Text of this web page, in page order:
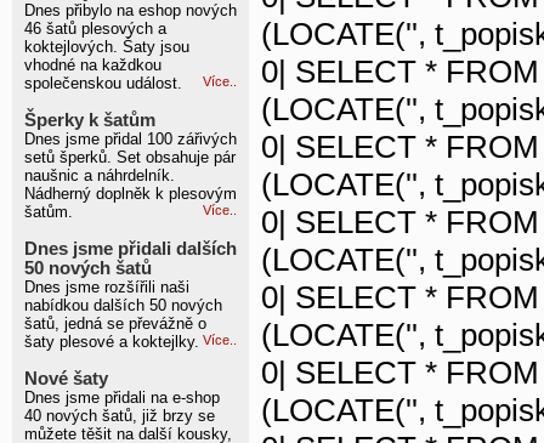
Dnes přibylo na eshop nových
46 šatů plesových a
koktejlových. Šaty jsou
vhodné na každkou
společenskou událost.
Více..
Šperky k šatům
Dnes jsme přidal 100 zářivých
setů šperků. Set obsahuje pár
naušnic a náhrdelník.
Nádherný doplněk k plesovým
šatům.
Více..
Dnes jsme přidali dalších
50 nových šatů
Dnes jsme rozšířili naši
nabídkou dalších 50 nových
šatů, jedná se převážně o
šaty plesové a koktejlky. Více..
Nové šaty
Dnes jsme přidali na e-shop
40 nových šatů, již brzy se
můžete těšit na další kousky,
(LOCATE('',
0| SELECT *
(LOCATE('',
0| SELECT *
(LOCATE('',
0| SELECT *
(LOCATE('',
0| SELECT *
(LOCATE('',
0| SELECT *
(LOCATE('',